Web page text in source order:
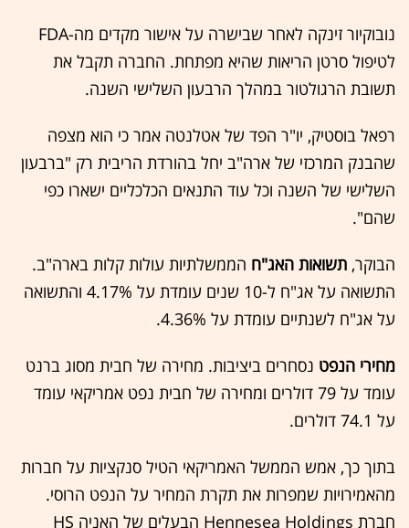
נובוקיור זינקה לאחר שבישרה על אישור מקדים מה-FDA
לטיפול סרטן הריאות שהיא מפתחת. החברה תקבל את
תשובת הרגולטור במהלך הרבעון השלישי השנה.
רפאל בוסטיק, יו"ר הפד של אטלנטה אמר כי הוא מצפה
שהבנק המרכזי של ארה"ב יחל בהורדת הריבית רק "ברבעון
השלישי של השנה וכל עוד התנאים הכלכליים ישארו כפי
שהם".
הבוקר, תשואות האג"ח הממשלתיות עולות קלות בארה"ב.
התשואה על אג"ח ל-10 שנים עומדת על 4.17% והתשואה
על אג"ח לשנתיים עומדת על 4.36%.
מחירי הנפט נסחרים ביציבות. מחירה של חבית מסוג ברנט
עומד על 79 דולרים ומחירה של חבית נפט אמריקאי עומד
על 74.1 דולרים.
בתוך כך, אמש הממשל האמריקאי הטיל סנקציות על חברות
מהאמירויות שמפרות את תקרת המחיר על הנפט הרוסי.
חברת Hennesea Holdings הבעלים של האניה HS